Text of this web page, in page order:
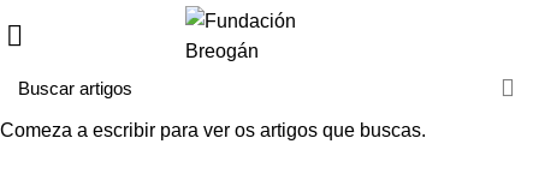
HOME NOVAS
Comeza a escribir para ver os artigos que buscas.